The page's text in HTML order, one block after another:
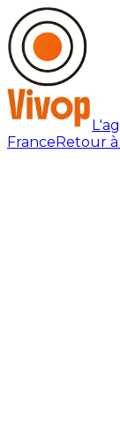
FranceRetour